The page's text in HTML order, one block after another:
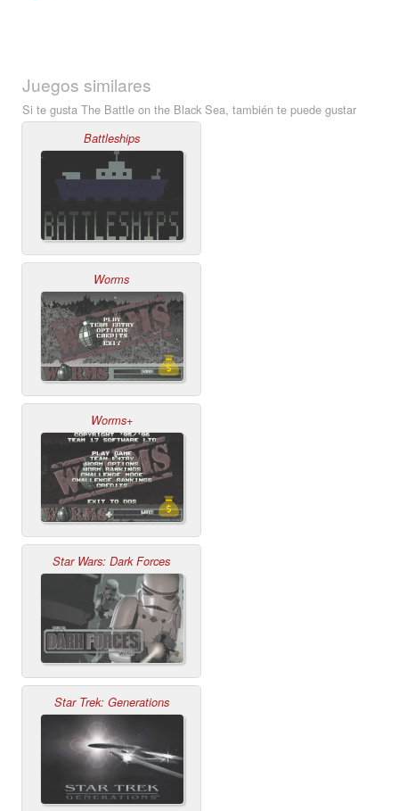
Juegos similares
Si te gusta The Battle on the Black Sea, también te puede gustar
Battleships
Worms
Worms+
Star Wars: Dark Forces
Star Trek: Generations